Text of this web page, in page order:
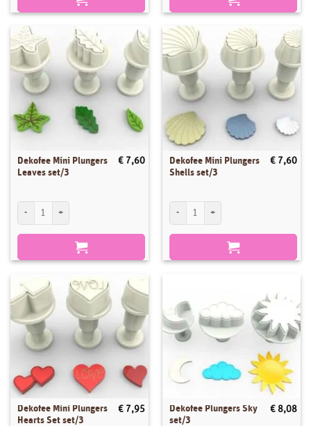
Dekofee Mini Plungers
Leaves set/3
€ 7,60
Dekofee Mini Plungers Leaves set/3 aantal
Dekofee Mini Plungers
Shells set/3
€ 7,60
Dekofee Mini Plungers Shells set/3
Dekofee Mini Plungers
Hearts Set set/3
€ 7,95
Dekofee Plungers Sky
set/3
€ 8,08